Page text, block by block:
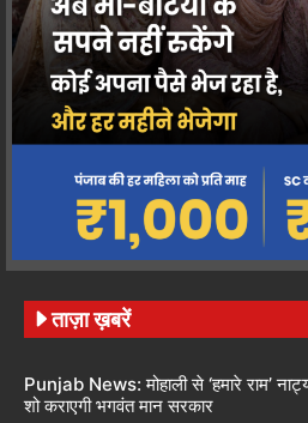
ताज़ा ख़बरें
Punjab News: मोहाली से ‘हमारे राम’
शो कराएगी भगवंत मान सरकार